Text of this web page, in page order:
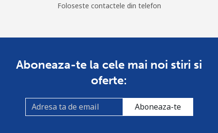
Foloseste contactele din telefon
Aboneaza-te la cele mai noi stiri si
oferte:
Aboneaza-te